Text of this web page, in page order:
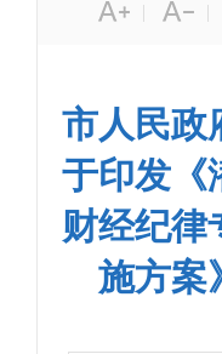
| |
市人民政
于印发《
财经纪律
施方案